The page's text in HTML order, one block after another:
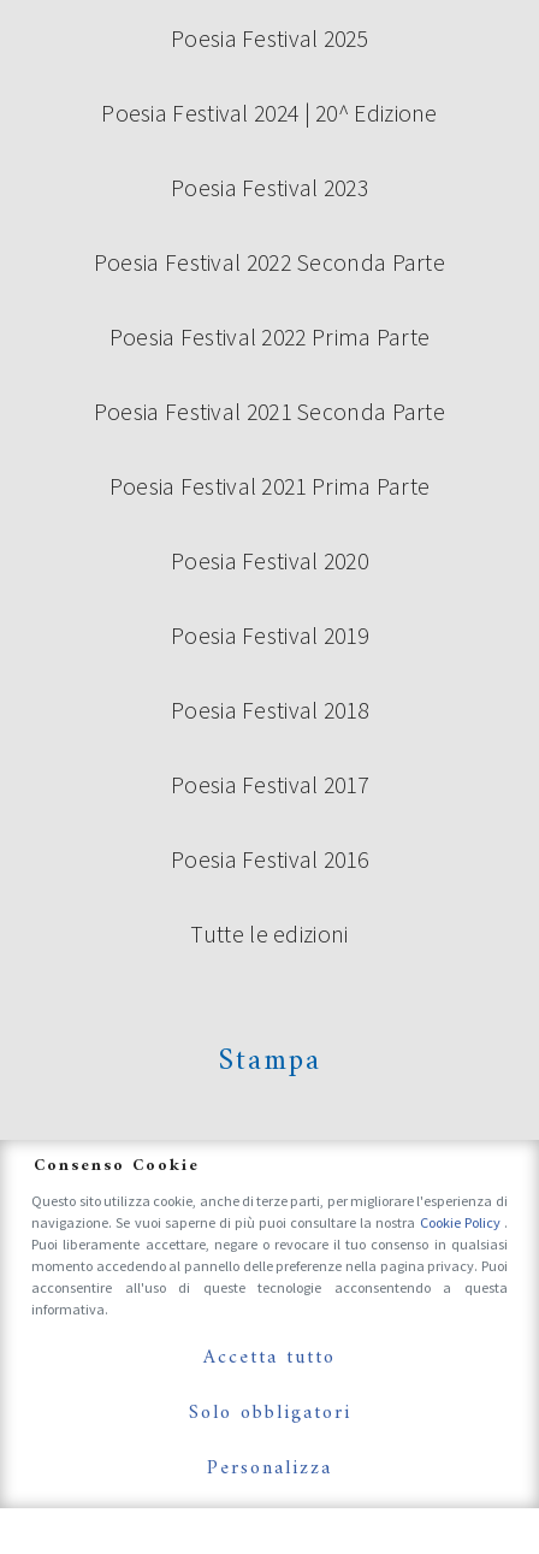
Poesia Festival 2025
Poesia Festival 2024 | 20^ Edizione
Poesia Festival 2023
Poesia Festival 2022 Seconda Parte
Poesia Festival 2022 Prima Parte
Poesia Festival 2021 Seconda Parte
Poesia Festival 2021 Prima Parte
Poesia Festival 2020
Poesia Festival 2019
Poesia Festival 2018
Poesia Festival 2017
Poesia Festival 2016
Tutte le edizioni
Stampa
Accrediti Stampa e Fotografi
Follow Us On
Consenso Cookie
Questo sito utilizza cookie, anche di terze parti, per migliorare l'esperienza di
navigazione. Se vuoi saperne di più puoi consultare la nostra Cookie Policy .
Puoi liberamente accettare, negare o revocare il tuo consenso in qualsiasi
momento accedendo al pannello delle preferenze nella pagina privacy. Puoi
acconsentire all'uso di queste tecnologie acconsentendo a questa
informativa.
Accetta tutto
Solo obbligatori
Personalizza